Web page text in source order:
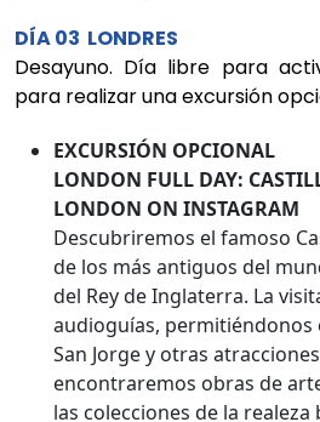
DÍA 03 LONDRES
Desayuno. Día libre para
para realizar una excursión
EXCURSIÓN OPCIONAL
LONDON FULL DAY:
LONDON ON INSTAGRAM
Descubriremos el famoso
de los más antiguos del
del Rey de Inglaterra. La
audioguías, permitiéndonos
San Jorge y otras
encontraremos obras de
las colecciones de la realeza